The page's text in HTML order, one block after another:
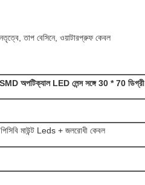
তাপ বেসিনে, ওয়াটারপ্রুফ কেবল
অপটিক্যাল LED লেন্স সঙ্গে 30 * 70 ডিগ্রী
মাউন্ট Leds + জলরোধী কেবল